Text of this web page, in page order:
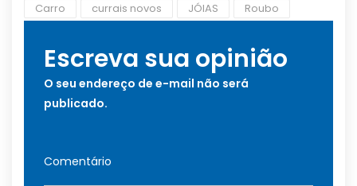
Carro currais novos JÓIAS Roubo
Escreva sua opinião
O seu endereço de e-mail não será
publicado.
Comentário